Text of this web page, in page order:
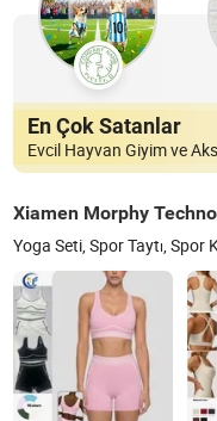
En Çok Satanlar
Xiamen Morphy